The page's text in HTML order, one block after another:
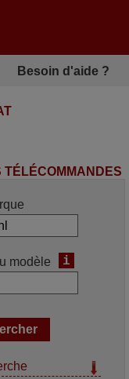
Besoin d'aide ?
TÉLÉCOMMANDES
modèle i